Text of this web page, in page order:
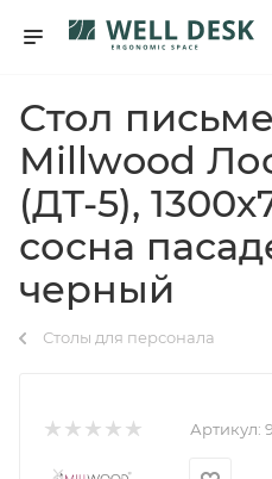
Стол
Millwood
(ДТ-5),
сосна
черный
Столы для персонала
Артикул: